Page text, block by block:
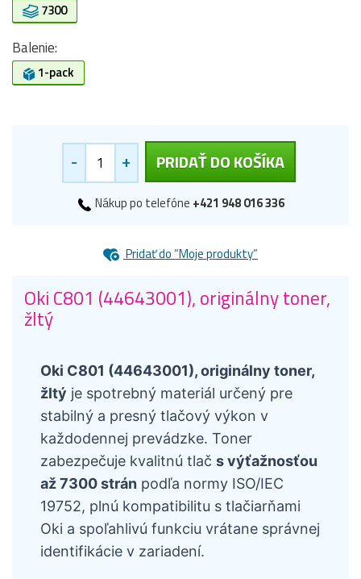
7300
Balenie:
1-pack
- + PRIDAŤ DO KOŠÍKA
Nákup po telefóne +421 948 016 336
Pridať do “Moje produkty”
Oki C801 (44643001), originálny toner,
žltý
Oki C801 (44643001), originálny toner,
žltý je spotrebný materiál určený pre
stabilný a presný tlačový výkon v
každodennej prevádzke. Toner
zabezpečuje kvalitnú tlač s výťažnosťou
až 7300 strán podľa normy ISO/IEC
19752, plnú kompatibilitu s tlačiarňami
Oki a spoľahlivú funkciu vrátane správnej
identifikácie v zariadení.